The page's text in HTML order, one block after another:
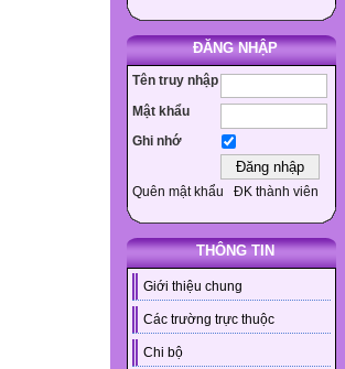
ĐĂNG NHẬP
Tên truy nhập
Mật khẩu
Ghi nhớ
Quên mật khẩu ĐK thành viên
THÔNG TIN
Giới thiệu chung
Các trường trực thuộc
Chi bộ